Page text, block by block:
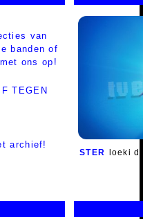
van
banden of
ons op!
TEGEN
archief!
STER loeki